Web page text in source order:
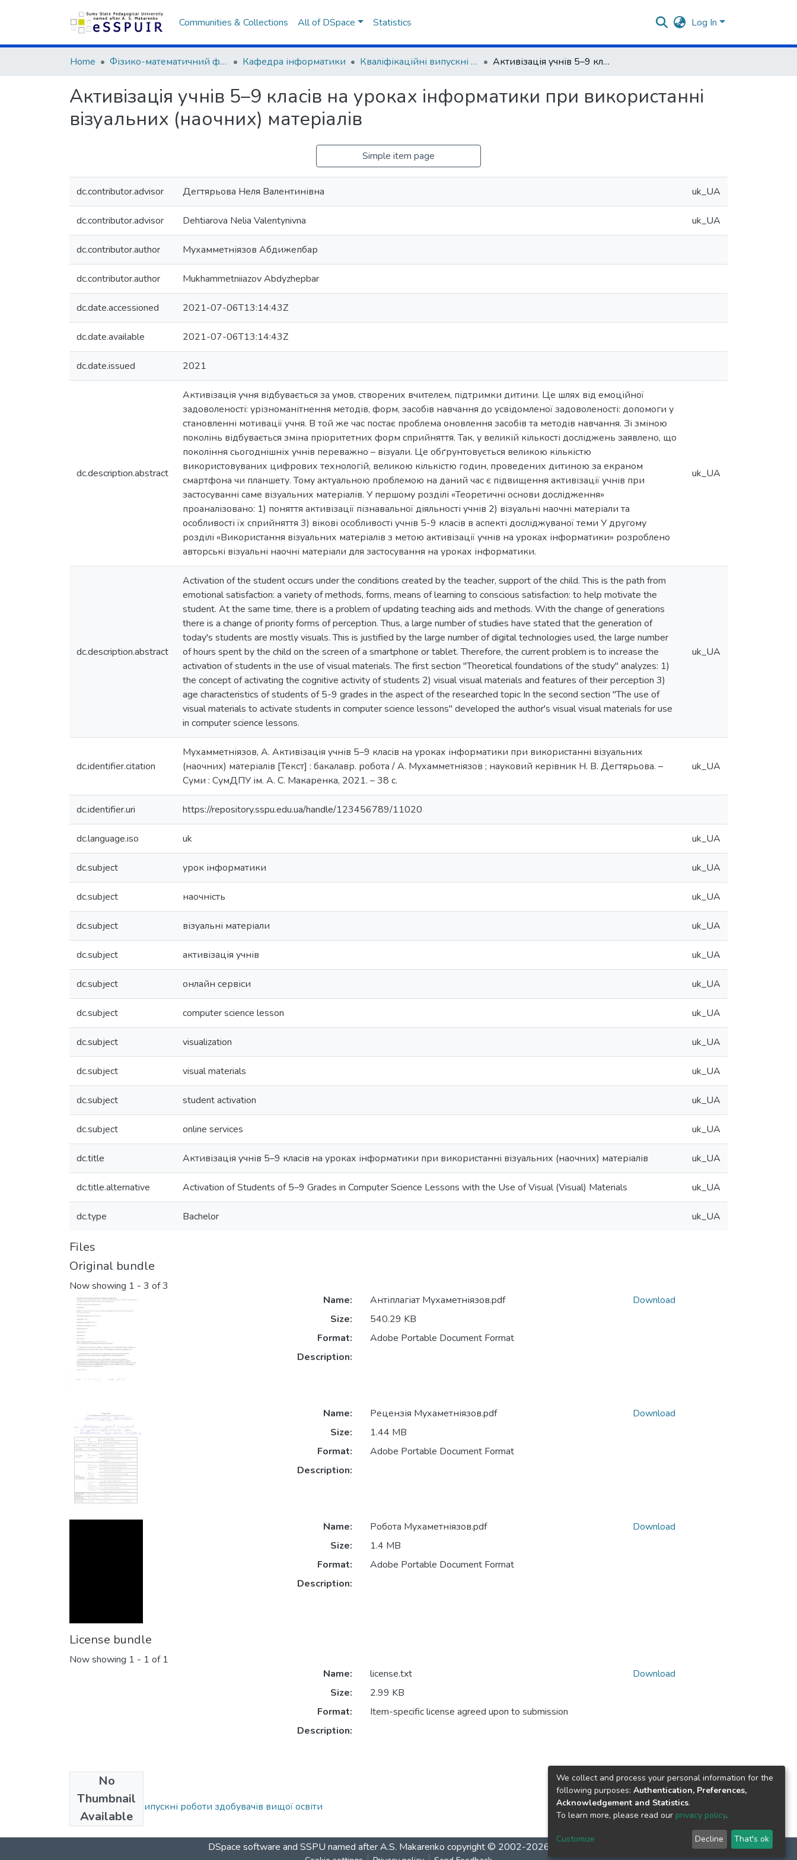
Communities & Collections All of DSpace Statistics Log In
Home Фізико-математичний факультет Кафедра інформатики Кваліфікаційні випускні роботи здобувачів вищої освіти Активізація учнів 5–9 класів на уроках інформатики при використанні візуальних (наочних) матеріалів
Активізація учнів 5–9 класів на уроках інформатики при використанні
візуальних (наочних) матеріалів
Simple item page
dc.contributor.advisor Дегтярьова Неля Валентинівна uk_UA
dc.contributor.advisor Dehtiarova Nelia Valentynivna uk_UA
dc.contributor.author Мухамметніязов Абдижепбар
dc.contributor.author Mukhammetniiazov Abdyzhepbar
dc.date.accessioned 2021-07-06T13:14:43Z
dc.date.available 2021-07-06T13:14:43Z
dc.date.issued 2021
dc.description.abstract
Активізація учня відбувається за умов, створених вчителем, підтримки дитини. Це шлях від емоційної
задоволеності: урізноманітнення методів, форм, засобів навчання до усвідомленої задоволеності: допомоги у
становленні мотивації учня. В той же час постає проблема оновлення засобів та методів навчання. Зі зміною
поколінь відбувається зміна пріоритетних форм сприйняття. Так, у великій кількості досліджень заявлено, що
покоління сьогоднішніх учнів переважно – візуали. Це обґрунтовується великою кількістю
використовуваних цифрових технологій, великою кількістю годин, проведених дитиною за екраном
смартфона чи планшету. Тому актуальною проблемою на даний час є підвищення активізації учнів при
застосуванні саме візуальних матеріалів. У першому розділі «Теоретичні основи дослідження»
проаналізовано: 1) поняття активізації пізнавальної діяльності учнів 2) візуальні наочні матеріали та
особливості їх сприйняття 3) вікові особливості учнів 5-9 класів в аспекті досліджуваної теми У другому
розділі «Використання візуальних матеріалів з метою активізації учнів на уроках інформатики» розроблено
авторські візуальні наочні матеріали для застосування на уроках інформатики.
uk_UA
dc.description.abstract
Activation of the student occurs under the conditions created by the teacher, support of the child. This is the path from
emotional satisfaction: a variety of methods, forms, means of learning to conscious satisfaction: to help motivate the
student. At the same time, there is a problem of updating teaching aids and methods. With the change of generations
there is a change of priority forms of perception. Thus, a large number of studies have stated that the generation of
today's students are mostly visuals. This is justified by the large number of digital technologies used, the large number
of hours spent by the child on the screen of a smartphone or tablet. Therefore, the current problem is to increase the
activation of students in the use of visual materials. The first section "Theoretical foundations of the study" analyzes: 1)
the concept of activating the cognitive activity of students 2) visual visual materials and features of their perception 3)
age characteristics of students of 5-9 grades in the aspect of the researched topic In the second section "The use of
visual materials to activate students in computer science lessons" developed the author's visual visual materials for use
in computer science lessons.
uk_UA
dc.identifier.citation
Мухамметніязов, А. Активізація учнів 5–9 класів на уроках інформатики при використанні візуальних
(наочних) матеріалів [Текст] : бакалавр. робота / А. Мухамметніязов ; науковий керівник Н. В. Дегтярьова. –
Суми : СумДПУ ім. А. С. Макаренка, 2021. – 38 с.
uk_UA
dc.identifier.uri https://repository.sspu.edu.ua/handle/123456789/11020
dc.language.iso uk uk_UA
dc.subject урок інформатики uk_UA
dc.subject наочність uk_UA
dc.subject візуальні матеріали uk_UA
dc.subject активізація учнів uk_UA
dc.subject онлайн сервіси uk_UA
dc.subject computer science lesson uk_UA
dc.subject visualization uk_UA
dc.subject visual materials uk_UA
dc.subject student activation uk_UA
dc.subject online services uk_UA
dc.title Активізація учнів 5–9 класів на уроках інформатики при використанні візуальних (наочних) матеріалів uk_UA
dc.title.alternative Activation of Students of 5–9 Grades in Computer Science Lessons with the Use of Visual (Visual) Materials uk_UA
dc.type Bachelor uk_UA
Files
Original bundle
Now showing 1 - 3 of 3
Name:
Антіплагіат Мухаметніязов.pdf
Size:
540.29 KB
Format:
Adobe Portable Document Format
Description:
Download
Name:
Рецензія Мухаметніязов.pdf
Size:
1.44 MB
Format:
Adobe Portable Document Format
Description:
Download
Name:
Робота Мухаметніязов.pdf
Size:
1.4 MB
Format:
Adobe Portable Document Format
Description:
Download
License bundle
Now showing 1 - 1 of 1
No
Thumbnail
Available
Name:
license.txt
Size:
2.99 KB
Format:
Item-specific license agreed upon to submission
Description:
Download
Collections
Кваліфікаційні випускні роботи здобувачів вищої освіти
DSpace software and SSPU named after A.S. Makarenko copyright © 2002-2026
We collect and process your personal information for the
following purposes: Authentication, Preferences,
Acknowledgement and Statistics.
To learn more, please read our privacy policy.
Customize Decline That's ok